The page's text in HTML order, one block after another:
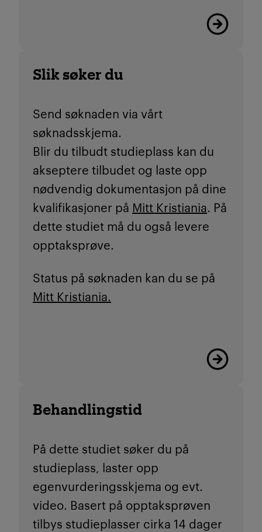
Les mer
Slik søker du
Send søknaden via vårt
søknadsskjema.
Blir du tilbudt studieplass kan du
akseptere tilbudet og laste opp
nødvendig dokumentasjon på dine
kvalifikasjoner på Mitt Kristiania. På
dette studiet må du også levere
opptaksprøve.
Status på søknaden kan du se på
Mitt Kristiania.
Les mer
Behandlingstid
På dette studiet søker du på
studieplass, laster opp
egenvurderingsskjema og evt.
video. Basert på opptaksprøven
tilbys studieplasser cirka 14 dager